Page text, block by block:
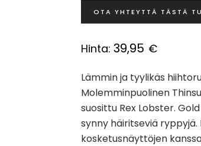
OTA YHTEYTTÄ TÄSTÄ
Hinta: 39,95 €
Lämmin ja tyylikäs
Molemminpuolinen
suosittu Rex Lobster.
synny häiritseviä ryppyjä.
kosketusnäyttöjen